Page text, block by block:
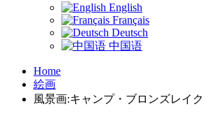
English
Français
Deutsch
中国语
Home
絵画
風景画:キャンプ・ブロンズレイク